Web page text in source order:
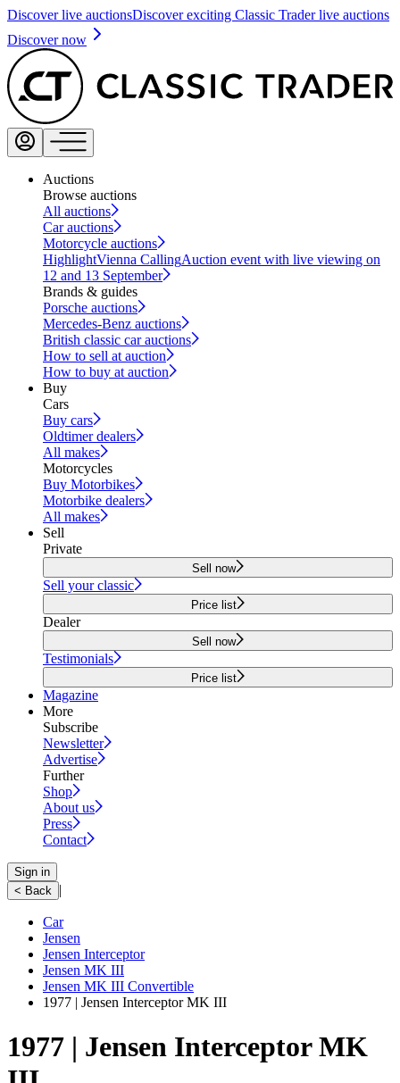
Discover live auctionsDiscover exciting Classic Trader live auctions
Discover now
Auctions
Browse auctions
All auctions
Car auctions
Motorcycle auctions
HighlightVienna CallingAuction event with live viewing on
12 and 13 September
Brands & guides
Porsche auctions
Mercedes-Benz auctions
British classic car auctions
How to sell at auction
How to buy at auction
Buy
Cars
Buy cars
Oldtimer dealers
All makes
Motorcycles
Buy Motorbikes
Motorbike dealers
All makes
Sell
Private
Sell now
Sell your classic
Price list
Dealer
Sell now
Testimonials
Price list
Magazine
More
Subscribe
Newsletter
Advertise
Further
Shop
About us
Press
Contact
Sign in
< Back |
Car
Jensen
Jensen Interceptor
Jensen MK III
Jensen MK III Convertible
1977 | Jensen Interceptor MK III
1977 | Jensen Interceptor MK